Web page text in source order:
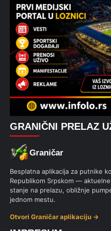
GRANIČNI PRELAZ
Graničar
Besplatna aplikacija za putnike
Republikom Srpskom —
stanje na prelazu, obližnje
jednom mestu.
Otvori Graničar aplikaciju →